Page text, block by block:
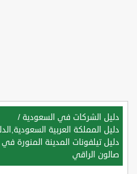
دليل الشركات في السعودية /
دليل المملكة العربية
دليل تيلفونات المدينة المنورة
صالون الراقي